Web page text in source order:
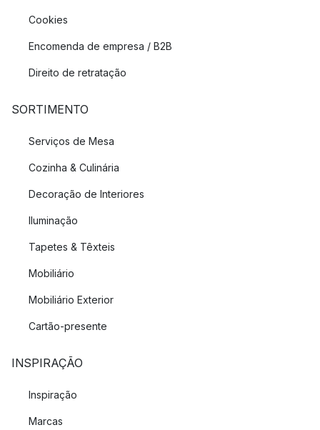
Cookies
Encomenda de empresa / B2B
Direito de retratação
SORTIMENTO
Serviços de Mesa
Cozinha & Culinária
Decoração de Interiores
Iluminação
Tapetes & Têxteis
Mobiliário
Mobiliário Exterior
Cartão-presente
INSPIRAÇÃO
Inspiração
Marcas